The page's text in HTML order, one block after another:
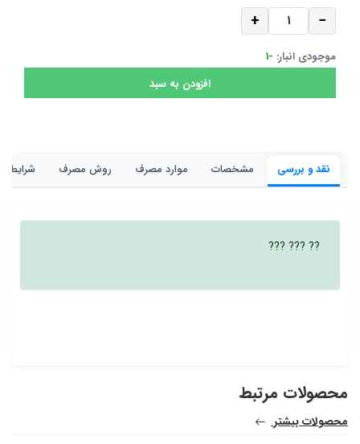
−
+
موجودی انبار: -1
نقد و بررسی مشخصات موارد مصرف روش مصرف شرایط
?? ??? ???
محصولات مرتبط
محصولات بیشتر